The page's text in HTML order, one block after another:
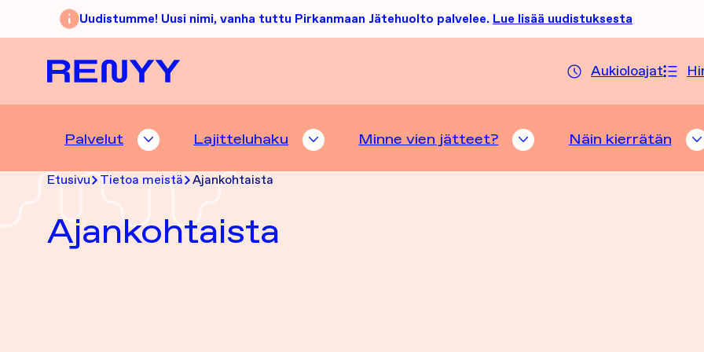
Siirry sisältöönUudistumme! Uusi nimi, vanha tuttu Pirkanmaan Jätehuolto palvelee. Lue lisää uudistuksesta
Etusivu
Aukioloajat
Palvelut PALVELUT ALASIVUT
Lajitteluhaku LAJITTELUHAKU ALASIVUT
Minne vien jätteet? MINNE VIEN JÄTTEET?
Näin kierrätän
Etusivu Tietoa meistä Ajankohtaista
Ajankohtaista